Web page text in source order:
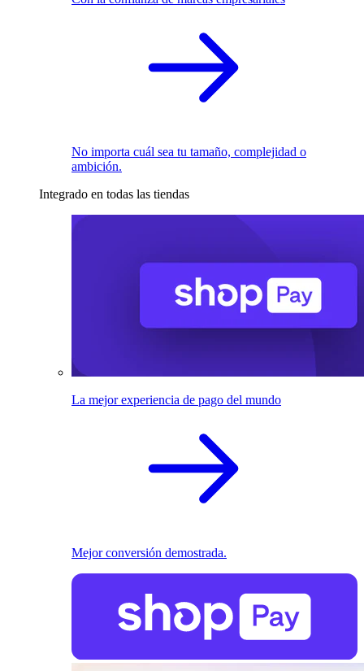
No importa cuál sea tu tamaño, complejidad o
ambición.
Integrado en todas las tiendas
La mejor experiencia de pago del mundo
Mejor conversión demostrada.